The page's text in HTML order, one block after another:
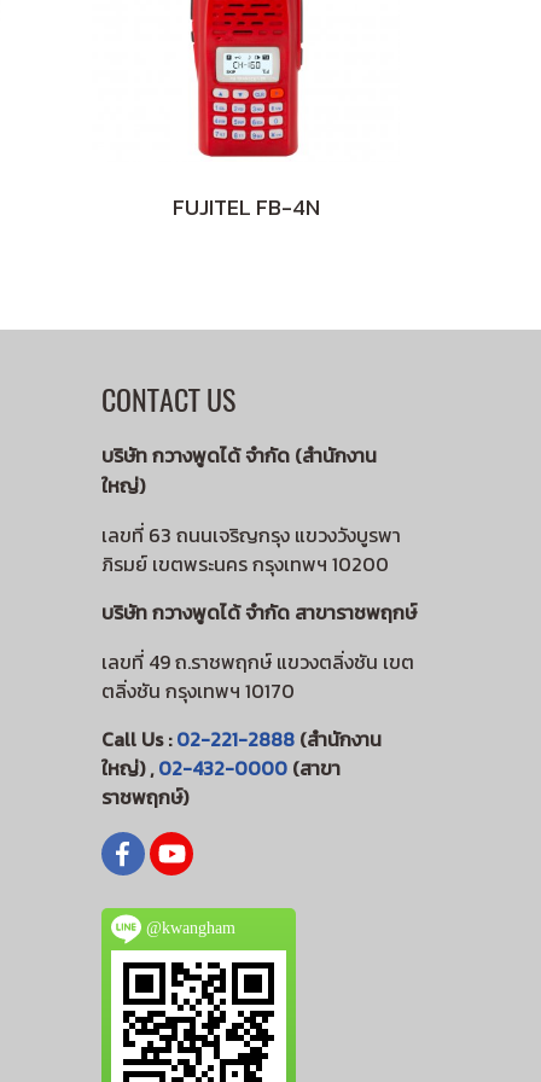
FUJITEL FB-4N
CONTACT US
บริษัท กวางพูดได้ จำกัด (สำนักงาน
ใหญ่)
เลขที่ 63 ถนนเจริญกรุง แขวงวังบูรพา
ภิรมย์ เขตพระนคร กรุงเทพฯ 10200
บริษัท กวางพูดได้ จำกัด สาขาราชพฤกษ์
เลขที่ 49 ถ.ราชพฤกษ์ แขวงตลิ่งชัน เขต
ตลิ่งชัน กรุงเทพฯ 10170
Call Us :02-221-2888(สำนักงาน
ใหญ่) ,02-432-0000(สาขา
ราชพฤกษ์)
@kwangham